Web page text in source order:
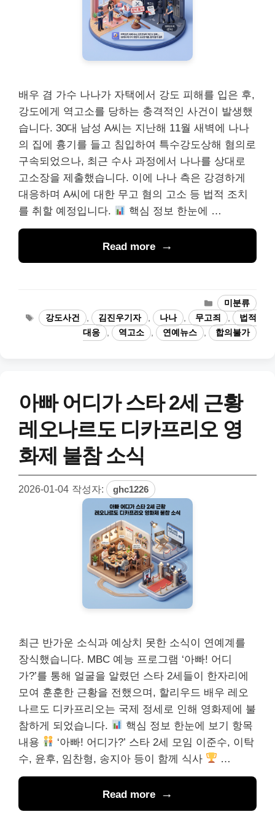
배우 겸 가수 나나가 자택에서 강도 피해를 입은 후,
강도에게 역고소를 당하는 충격적인 사건이 발생했
습니다. 30대 남성 A씨는 지난해 11월 새벽에 나나
의 집에 흉기를 들고 침입하여 특수강도상해 혐의로
구속되었으나, 최근 수사 과정에서 나나를 상대로
고소장을 제출했습니다. 이에 나나 측은 강경하게
대응하며 A씨에 대한 무고 혐의 고소 등 법적 조치
를 취할 예정입니다.
핵심 정보 한눈에 …
Read more
카
테
고
리
미분류
태
그
강도사건 , 김진우기자 , 나나 , 무고죄 ,
법적
대응
, 역고소 , 연예뉴스 , 합의불가
아빠 어디가 스타 2세 근황
레오나르도 디카프리오 영
화제 불참 소식
2026-01-04 작성자: ghc1226
최근 반가운 소식과 예상치 못한 소식이 연예계를
장식했습니다. MBC 예능 프로그램 ‘아빠! 어디
가?’를 통해 얼굴을 알렸던 스타 2세들이 한자리에
모여 훈훈한 근황을 전했으며, 할리우드 배우 레오
나르도 디카프리오는 국제 정세로 인해 영화제에 불
참하게 되었습니다.
핵심 정보 한눈에 보기 항목
내용
‘아빠! 어디가?’ 스타 2세 모임 이준수, 이탁
수, 윤후, 임찬형, 송지아 등이 함께 식사
…
Read more